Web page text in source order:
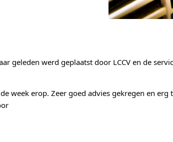
geleden werd geplaatst door LCCV en de
week erop. Zeer goed advies gekregen en